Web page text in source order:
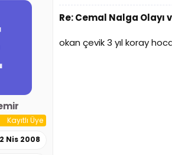
Kayıtlı Üye
Nis 2008
Re: Cemal Nalga Olayı
okan çevik 3 yıl koray